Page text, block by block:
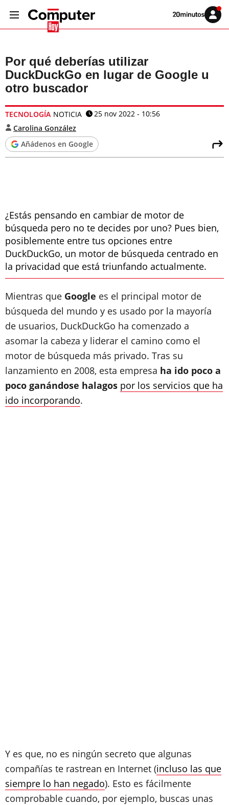
Volver
Iniciar
sesión
Por qué deberías utilizar
DuckDuckGo en lugar de Google u
otro buscador
TECNOLOGÍA NOTICIA
25 nov 2022 - 10:56
Carolina González
Añádenos en Google
¿Estás pensando en cambiar de motor de
búsqueda pero no te decides por uno? Pues bien,
posiblemente entre tus opciones entre
DuckDuckGo, un motor de búsqueda centrado en
la privacidad que está triunfando actualmente.
Mientras que Google es el principal motor de
búsqueda del mundo y es usado por la mayoría
de usuarios, DuckDuckGo ha comenzado a
asomar la cabeza y liderar el camino como el
motor de búsqueda más privado. Tras su
lanzamiento en 2008, esta empresa ha ido poco a
poco ganándose halagos por los servicios que ha
ido incorporando.
Y es que, no es ningún secreto que algunas
compañías te rastrean en Internet (incluso las que
siempre lo han negado). Esto es fácilmente
comprobable cuando, por ejemplo, buscas unas